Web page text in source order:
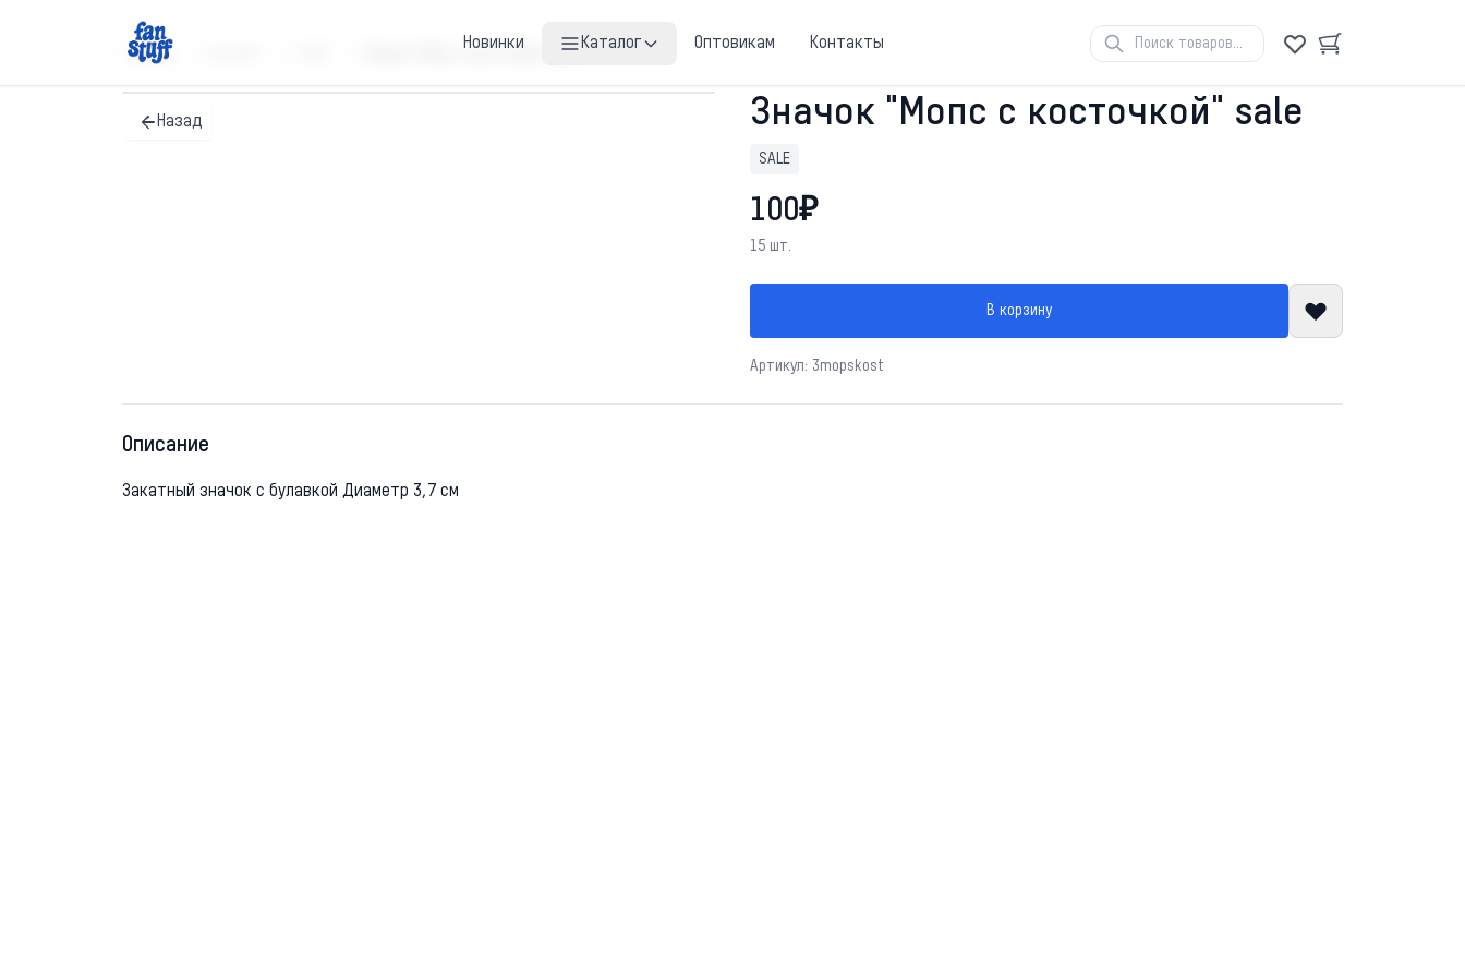
Новинки Каталог Оптовикам Контакты
Главная Значок "Мопс с косточкой" sale
Назад Значок "Мопс с косточкой" sale
SALE
100₽
15 шт.
В корзину
Артикул: 3mopskost
Описание
Закатный значок с булавкой Диаметр 3,7 см